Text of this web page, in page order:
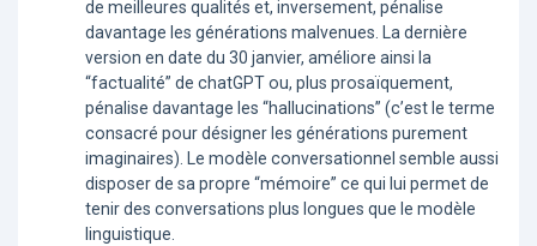
de meilleures qualités et, inversement, pénalise
davantage les générations malvenues. La dernière
version en date du 30 janvier, améliore ainsi la
“factualité” de chatGPT ou, plus prosaïquement,
pénalise davantage les “hallucinations” (c’est le terme
consacré pour désigner les générations purement
imaginaires). Le modèle conversationnel semble aussi
disposer de sa propre “mémoire” ce qui lui permet de
tenir des conversations plus longues que le modèle
linguistique.